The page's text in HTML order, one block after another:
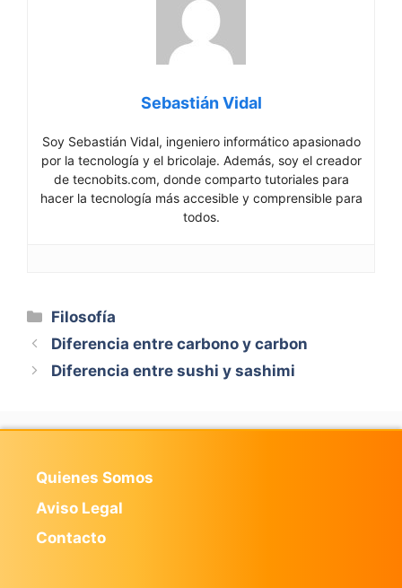
Sebastián Vidal
Soy Sebastián Vidal, ingeniero informático apasionado
por la tecnología y el bricolaje. Además, soy el creador
de tecnobits.com, donde comparto tutoriales para
hacer la tecnología más accesible y comprensible para
todos.
Categorías
Filosofía
Diferencia entre carbono y carbon
Diferencia entre sushi y sashimi
Quienes Somos
Aviso Legal
Contacto